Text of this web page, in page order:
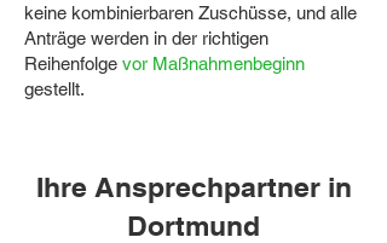
keine kombinierbaren Zuschüsse, und alle
Anträge werden in der richtigen
Reihenfolge vor Maßnahmenbeginn
gestellt.
Ihre Ansprechpartner in
Dortmund